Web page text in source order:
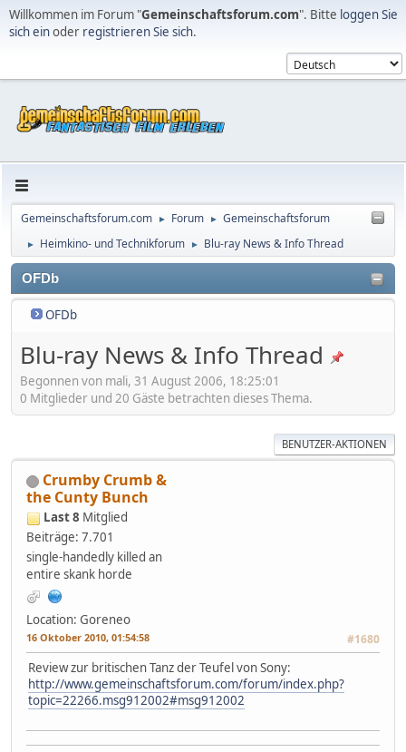
Willkommen im Forum "Gemeinschaftsforum.com". Bitte loggen Sie
sich einoder registrieren Sie sich.
Gemeinschaftsforum.com ► Forum ► Gemeinschaftsforum
► Heimkino- und Technikforum ► Blu-ray News & Info Thread
OFDb
OFDb
Blu-ray News & Info Thread
Begonnen von mali, 31 August 2006, 18:25:01
0 Mitglieder und 20 Gäste betrachten dieses Thema.
BENUTZER-AKTIONEN
Crumby Crumb &
the Cunty Bunch
Last 8 Mitglied
Beiträge: 7.701
single-handedly killed an
entire skank horde
Location: Goreneo
16 Oktober 2010, 01:54:58 #1680
Review zur britischen Tanz der Teufel von Sony:
http://www.gemeinschaftsforum.com/forum/index.php?
topic=22266.msg912002#msg912002